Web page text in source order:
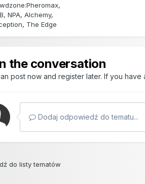
Pheromax,
NPA, Alchemy,
The Edge
the conversation
post now and register later. If you
Dodaj odpowiedź do tematu...
do listy tematów